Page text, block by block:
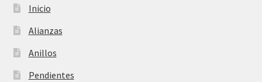
Inicio
Alianzas
Anillos
Pendientes